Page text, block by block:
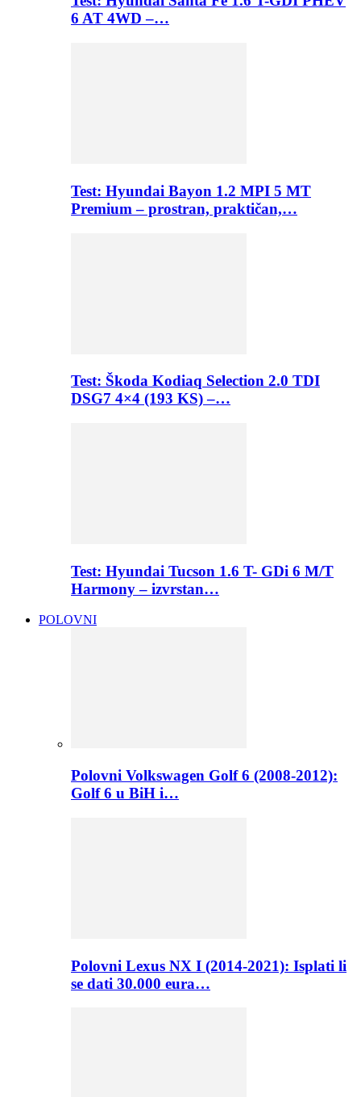
6 AT 4WD –…
Test: Hyundai Bayon 1.2 MPI 5 MT
Premium – prostran, praktičan,…
Test: Škoda Kodiaq Selection 2.0 TDI
DSG7 4×4 (193 KS) –…
Test: Hyundai Tucson 1.6 T- GDi 6 M/T
Harmony – izvrstan…
POLOVNI
Polovni Volkswagen Golf 6 (2008-2012):
Golf 6 u BiH i…
Polovni Lexus NX I (2014-2021): Isplati li
se dati 30.000 eura…